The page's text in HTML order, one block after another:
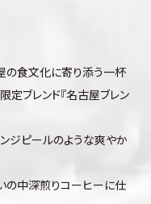
の食文化に寄り添う一杯
ブレンド『名古屋ブレン
ジピールのような爽やか
の中深煎りコーヒーに仕